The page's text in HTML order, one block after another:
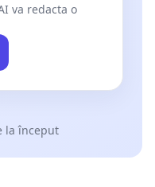
va redacta o
la început